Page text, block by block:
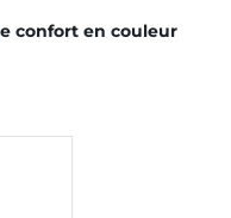
confort en couleur